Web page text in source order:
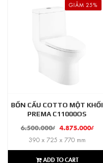
GIẢM 25%
BỒN CẦU COTTO MỘT KHỐI
PREMA C11000OS
6.500.000₫ 4.875.000₫
390 x 725 x 770 mm
ADD TO CART